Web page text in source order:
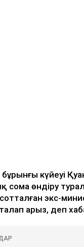
күйеуі
сома өндіру
экс-
арыз, деп